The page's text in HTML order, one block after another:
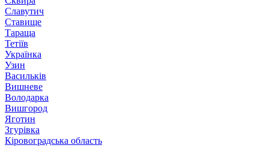
Славутич
Ставище
Тараща
Тетіїв
Українка
Узин
Васильків
Вишневе
Володарка
Вишгород
Яготин
Згурівка
Кіровоградська область